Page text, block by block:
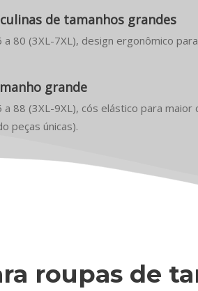
de tamanhos grandes
80 (3XL-7XL), design ergonômico
grande
88 (3XL-9XL), cós elástico para
peças únicas).
roupas de